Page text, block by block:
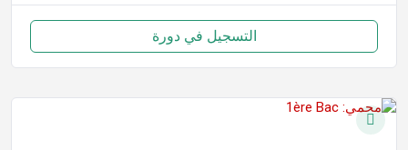
التسجيل في دورة